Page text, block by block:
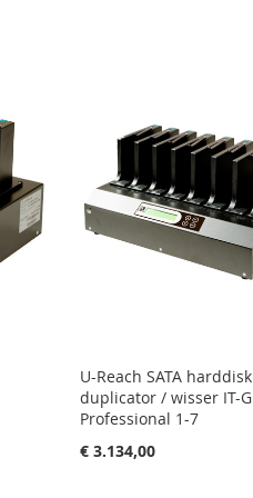
U-Reach SATA harddisk
duplicator / wisser IT-G
Professional 1-7
€ 3.134,00